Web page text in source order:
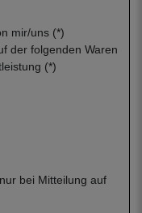
mir/uns (*)
der folgenden Waren
(*)
bei Mitteilung auf